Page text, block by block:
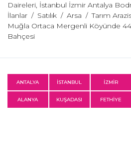
Daireleri, İstanbul İzmir Antalya
İlanlar
Satılık Arsa
Tarım
Muğla Ortaca Mergenli Köyünde
Bahçesi
ANTALYA İSTANBUL İZMİR
ALANYA KUŞADASI FETHİYE